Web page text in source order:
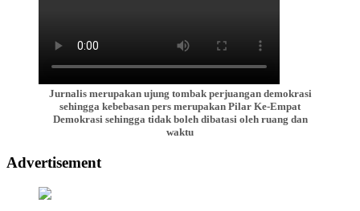
Jurnalis merupakan ujung tombak perjuangan demokrasi
sehingga kebebasan pers merupakan Pilar Ke-Empat
Demokrasi sehingga tidak boleh dibatasi oleh ruang dan
waktu
Advertisement